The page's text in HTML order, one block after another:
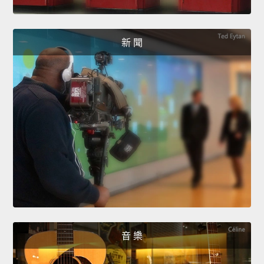
新 聞
音 樂